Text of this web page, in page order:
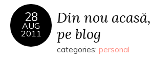
28
AUG
2011
Din nou
pe blog
categories: personal